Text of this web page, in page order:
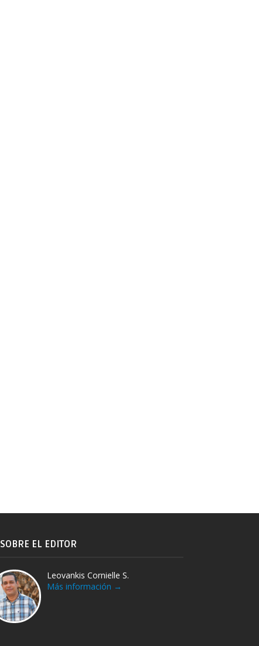
SOBRE EL EDITOR
Leovankis Cornielle S.
Más información →